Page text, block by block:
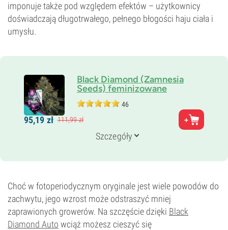
imponuje także pod względem efektów – użytkownicy
doświadczają długotrwałego, pełnego błogości haju ciała i
umysłu.
Black Diamond (Zamnesia
Seeds) feminizowane
46
Rodzice
Blackberry × Diamond OG
10% Sativa
8–9 tygodni
23%
CBD
0–1%
Typ kwitnienia
Fotoperiod
95,19 zł 111,99zł
Szczegóły
Choć w fotoperiodycznym oryginale jest wiele powodów do
zachwytu, jego wzrost może odstraszyć mniej
zaprawionych growerów. Na szczęście dzięki Black
Diamond Auto wciąż możesz cieszyć się